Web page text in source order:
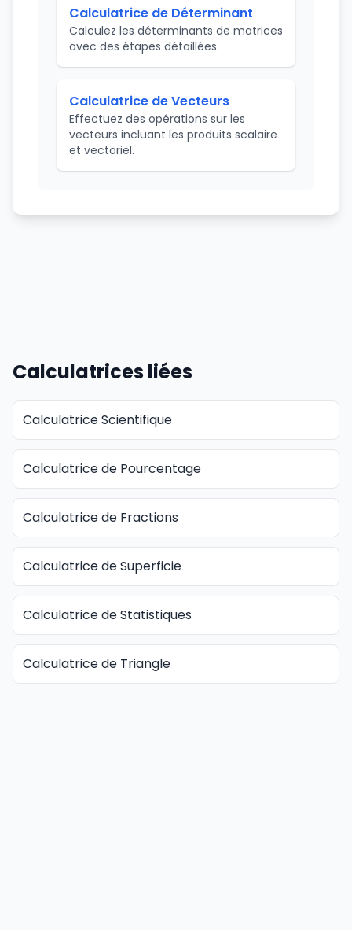
Calculatrice de Déterminant
Calculez les déterminants de matrices
avec des étapes détaillées.
Calculatrice de Vecteurs
Effectuez des opérations sur les
vecteurs incluant les produits scalaire
et vectoriel.
Calculatrices liées
Calculatrice Scientifique
Calculatrice de Pourcentage
Calculatrice de Fractions
Calculatrice de Superficie
Calculatrice de Statistiques
Calculatrice de Triangle